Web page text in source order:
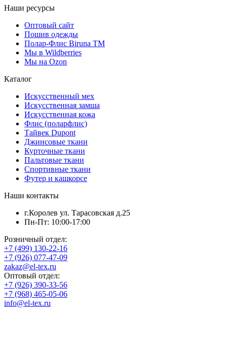
Наши ресурсы
Оптовый сайт
Пошив одежды
Полар-Флис Biruna TM
Мы в Wildberries
Мы на Ozon
Каталог
Искусственный мех
Искусственная замша
Искусственная кожа
Флис (поларфлис)
Тайвек Dupont
Джинсовые ткани
Курточные ткани
Пальтовые ткани
Спортивные ткани
Футер и кашкорсе
Наши контакты
г.Королев ул. Тарасовская д.25
Пн-Пт: 10:00-17:00
Розничный отдел:
+7 (499) 130-22-16
+7 (926) 077-47-09
zakaz@el-tex.ru
Оптовый отдел:
+7 (926) 390-33-56
+7 (968) 465-05-06
info@el-tex.ru